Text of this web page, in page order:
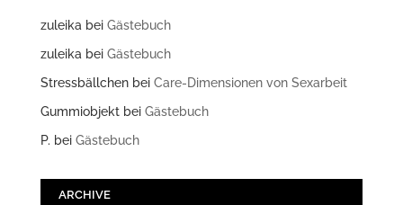
zuleikabei Gästebuch
zuleikabei Gästebuch
Stressbällchenbei Care-Dimensionen von Sexarbeit
Gummiobjektbei Gästebuch
P. bei Gästebuch
ARCHIVE